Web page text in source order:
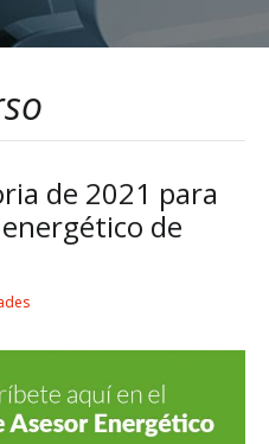
de 2021 para
de